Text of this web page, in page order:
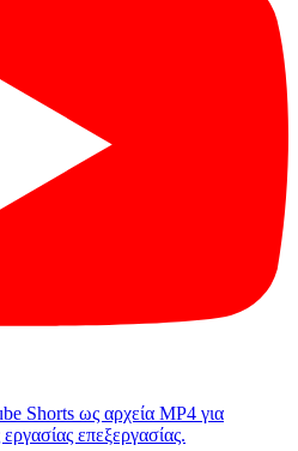
Shorts ως αρχεία MP4 για
επεξεργασίας.